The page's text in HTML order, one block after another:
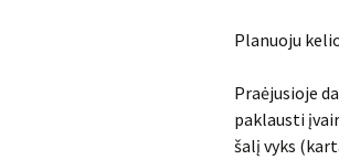
Planuoju
Praėjusioje
paklausti
šalį vyks